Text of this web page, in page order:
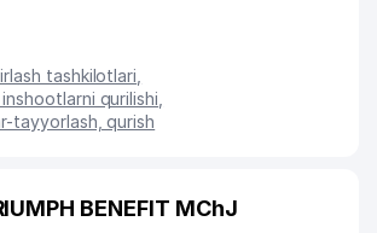
tashkilotlari
qurilishi
tayyorlash, qurish
BENEFIT MChJ